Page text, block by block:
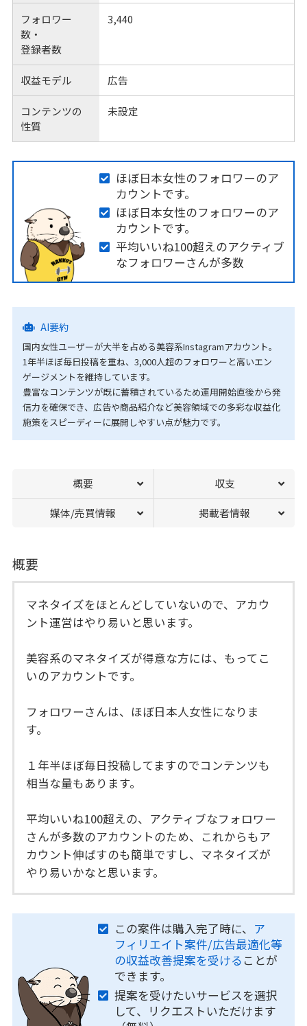
フォロワー
数・
登録者数
3,440
収益モデル 広告
コンテンツの
性質
未設定
ほぼ日本女性のフォロワーのア
カウントです。
ほぼ日本女性のフォロワーのア
カウントです。
平均いいね100超えのアクティブ
なフォロワーさんが多数
AI要約
国内女性ユーザーが大半を占める美容系Instagramアカウント。
1年半ほぼ毎日投稿を重ね、3,000人超のフォロワーと高いエン
ゲージメントを維持しています。
豊富なコンテンツが既に蓄積されているため運用開始直後から発
信力を確保でき、広告や商品紹介など美容領域での多彩な収益化
施策をスピーディーに展開しやすい点が魅力です。
概要 収支
媒体/売買情報 掲載者情報
概要
マネタイズをほとんどしていないので、アカウ
ント運営はやり易いと思います。
美容系のマネタイズが得意な方には、もってこ
いのアカウントです。
フォロワーさんは、ほぼ日本人女性になりま
す。
１年半ほぼ毎日投稿してますのでコンテンツも
相当な量もあります。
平均いいね100超えの、アクティブなフォロワー
さんが多数のアカウントのため、これからもア
カウント伸ばすのも簡単ですし、マネタイズが
やり易いかなと思います。
この案件は購入完了時に、 ア
フィリエイト案件/広告最適化等
の収益改善提案を受ける ことが
できます。
提案を受けたいサービスを選択
して、リクエストいただけます